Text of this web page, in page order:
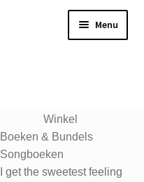
Menu
Winkel
Boeken & Bundels
Songboeken
I get the sweetest feeling